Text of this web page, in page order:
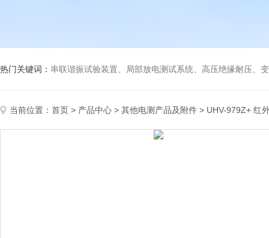
热门关键词： 串联谐振试验装置、局部放电测试系统、高压绝缘耐压、变
当前位置： 首页 > 产品中心 > 其他电测产品及附件 > UHV-979Z+ 红